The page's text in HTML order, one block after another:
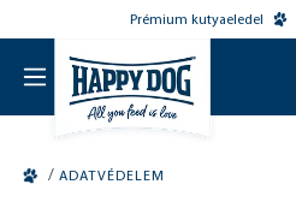
Prémium kutyaeledel
/ ADATVÉDELEM